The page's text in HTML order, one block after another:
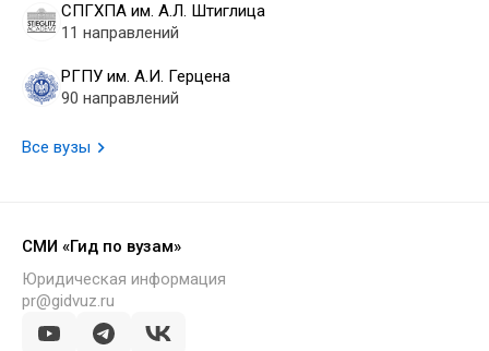
СПГХПА им. А.Л. Штиглица
11 направлений
РГПУ им. А.И. Герцена
90 направлений
Все вузы
СМИ «Гид по вузам»
Юридическая информация
pr@gidvuz.ru